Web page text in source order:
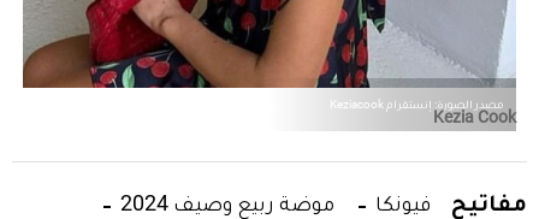
مصدر الصورة: إنستقرام Keziacook
Kezia Cook
مفاتيح فيونكا
موضة ربيع وصيف 2024